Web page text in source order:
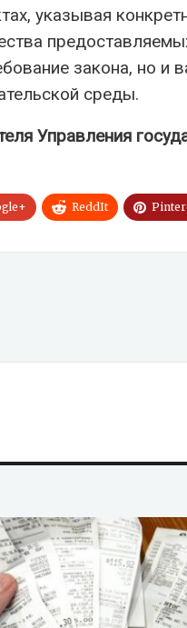
указывая
закона, но
среды.
Управления
ReddIt